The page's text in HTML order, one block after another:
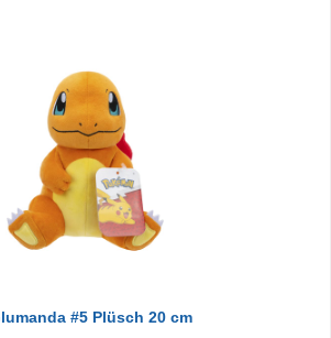
#5 Plüsch 20 cm